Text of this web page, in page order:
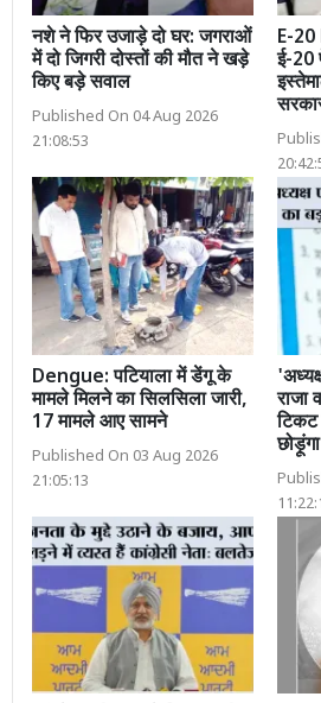
नशे ने फिर उजाड़े दो घर: जगराओं
में दो जिगरी दोस्तों की मौत ने खड़े
किए बड़े सवाल
Published On 04 Aug 2026
21:08:53
E-
ई-20
Dengue: पटियाला में डेंगू के
मामले मिलने का सिलसिला जारी,
17 मामले आए सामने
Published On 03 Aug 2026
21:05:13
राजा
टिकट